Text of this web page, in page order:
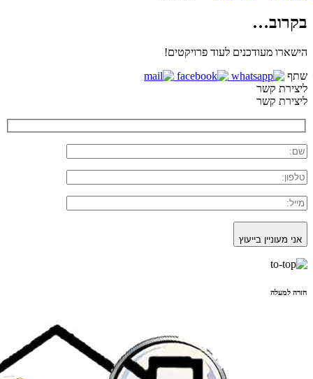
בקרוב…
הישארו מעודכנים לעוד פרויקטים!
שתף
ליצירת קשר
ליצירת קשר
אני מעוניין בייעוץ
חזרה למעלה